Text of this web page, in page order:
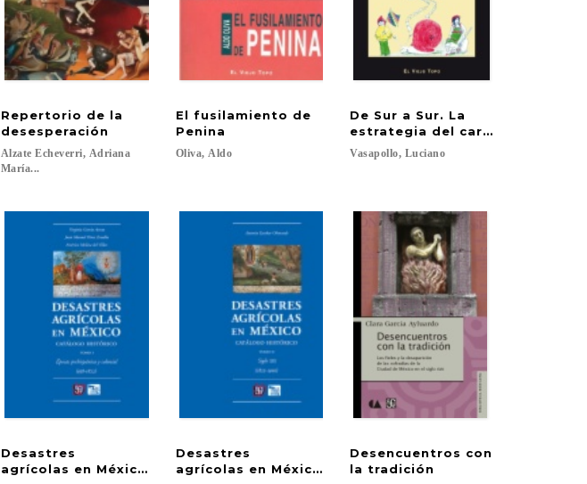
Repertorio de la
desesperación
Alzate Echeverri, Adriana
María...
El fusilamiento de
Penina
Oliva, Aldo
De Sur a Sur. La
estrategia del caracol.
Vasapollo, Luciano
Desastres
agrícolas en México. Catálogo histórico, I
Desastres
agrícolas en México. Catálogo histórico, II
Desencuentros con
la tradición